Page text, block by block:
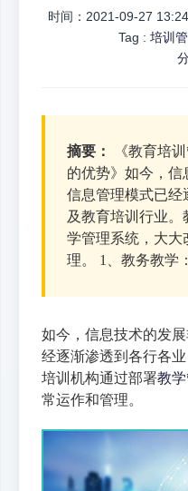
时间：2021-09-27
Tag : 培训
摘要：
《教育培
的优势》如今，信
信息管理模式已经
及教育培训行业
学管理系统，大大
理。 1、教务教学
如今，信息技术的发
经逐渐渗透到各行各
培训机构通过部署教
常运作和管理。